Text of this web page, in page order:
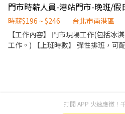
時間： 早班:10:30~18:30 晚班:13:00~22:00 ☆假日需能配
有任何需求皆可討論 （實際排班依店
☆PT時薪205起，需要達到以下規範 （時薪200+每小時5元出勤獎
勵） - 每月實際排班時數100小時以上 - 每月假日（六、日、國定假
日）排班需要達到總假日天數減2天
達到標準，則時薪200 - 培訓期間時
時薪$196 ~ $246
台北市南港區
【工作內容】 門市現場工作(包括冰
工作。) 【上班時數】 彈性排班，可配合學生課後時段需求 1.每週
定假日及例假日需能配合上班。 3.假
個階段的學習訓練，來創造顧客無
【福利】 我們會依公司的經營成果
打開 APP 火速應徵！